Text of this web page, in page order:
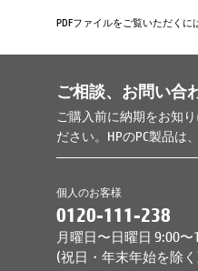
PDFファイルをご覧いただくに
ご相談、お問い合
ご購入前に納期をお知
ださい。HPのPC製品は
個人のお客様
0120-111-238
月曜日〜日曜日 9:00〜
(祝日・年末年始を除